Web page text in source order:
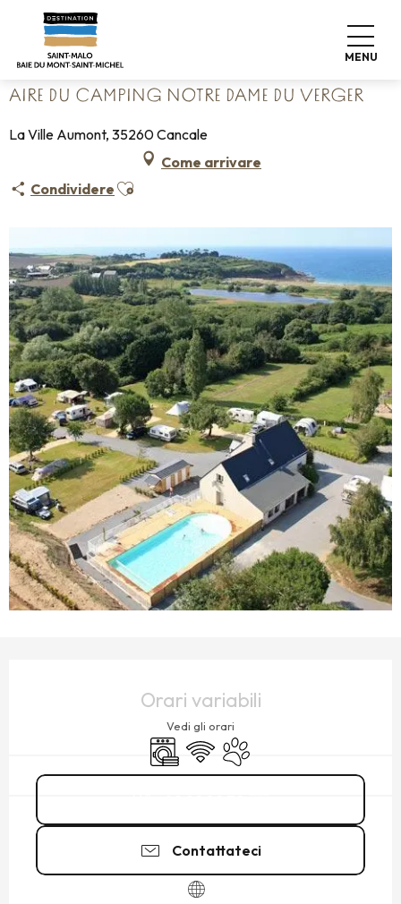
contenu
MENU
Home Fate le valigie
Campeggi
Aire du camping Notre Dame du Verger
AIRE DU CAMPING NOTRE DAME DU VERGER
La Ville Aumont, 35260 Cancale
Come arrivare
Condividere Ajouter aux favoris
Orari variabili
Vedi gli orari
Lavatrice
Wi-Fi Animali ammessi
Contattateci